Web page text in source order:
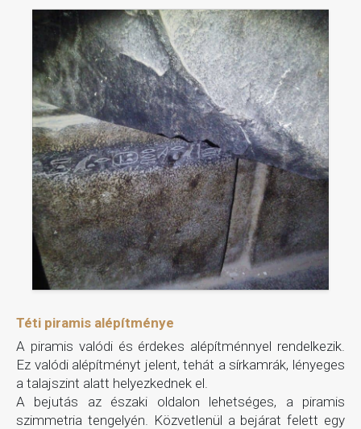
Téti piramis alépítménye
A piramis valódi és érdekes alépítménnyel rendelkezik.
Ez valódi alépítményt jelent, tehát a sírkamrák, lényeges
a talajszint alatt helyezkednek el.
A bejutás az északi oldalon lehetséges, a piramis
szimmetria tengelyén. Közvetlenül a bejárat felett egy